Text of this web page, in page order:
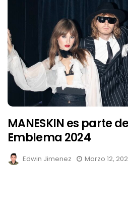
MANESKIN es parte
Emblema 2024
Edwin Jimenez Marzo 12,